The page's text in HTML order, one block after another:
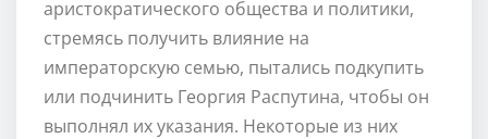
аристократического общества и политики,
стремясь получить влияние на
императорскую семью, пытались подкупить
или подчинить Георгия Распутина, чтобы он
выполнял их указания. Некоторые из них